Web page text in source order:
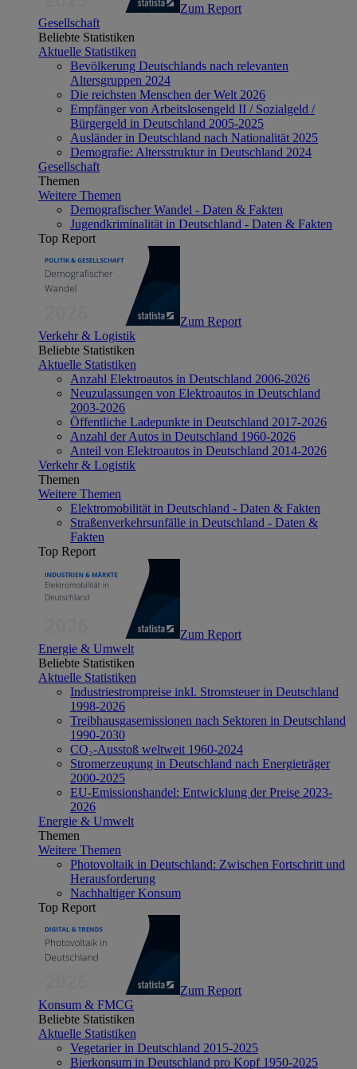
Zum Report
Gesellschaft
Beliebte Statistiken
Aktuelle Statistiken
Bevölkerung Deutschlands nach relevanten
Altersgruppen 2024
Die reichsten Menschen der Welt 2026
Empfänger von Arbeitslosengeld II / Sozialgeld /
Bürgergeld in Deutschland 2005-2025
Ausländer in Deutschland nach Nationalität 2025
Demografie: Altersstruktur in Deutschland 2024
Gesellschaft
Themen
Weitere Themen
Demografischer Wandel - Daten & Fakten
Jugendkriminalität in Deutschland - Daten & Fakten
Top Report
Zum Report
Verkehr & Logistik
Beliebte Statistiken
Aktuelle Statistiken
Anzahl Elektroautos in Deutschland 2006-2026
Neuzulassungen von Elektroautos in Deutschland
2003-2026
Öffentliche Ladepunkte in Deutschland 2017-2026
Anzahl der Autos in Deutschland 1960-2026
Anteil von Elektroautos in Deutschland 2014-2026
Verkehr & Logistik
Themen
Weitere Themen
Elektromobilität in Deutschland - Daten & Fakten
Straßenverkehrsunfälle in Deutschland - Daten &
Fakten
Top Report
Zum Report
Energie & Umwelt
Beliebte Statistiken
Aktuelle Statistiken
Industriestrompreise inkl. Stromsteuer in Deutschland
1998-2026
Treibhausgasemissionen nach Sektoren in Deutschland
1990-2030
CO₂-Ausstoß weltweit 1960-2024
Stromerzeugung in Deutschland nach Energieträger
2000-2025
EU-Emissionshandel: Entwicklung der Preise 2023-
2026
Energie & Umwelt
Themen
Weitere Themen
Photovoltaik in Deutschland: Zwischen Fortschritt und
Herausforderung
Nachhaltiger Konsum
Top Report
Zum Report
Konsum & FMCG
Beliebte Statistiken
Aktuelle Statistiken
Vegetarier in Deutschland 2015-2025
Bierkonsum in Deutschland pro Kopf 1950-2025